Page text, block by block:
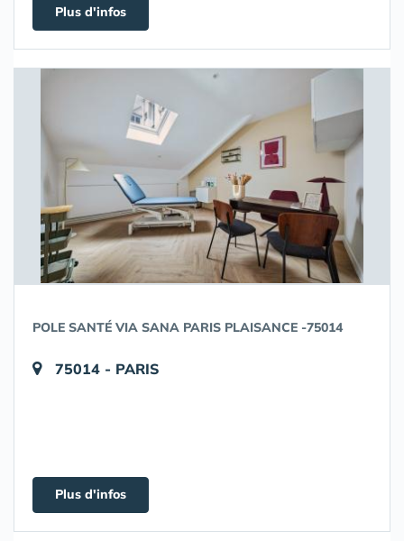
Plus d'infos
POLE SANTÉ VIA SANA PARIS PLAISANCE -75014
75014 - PARIS
Plus d'infos